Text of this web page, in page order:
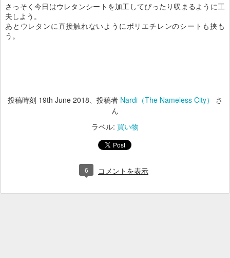
さっそく今日はウレタンシートを加工してぴったり収まるように工
夫しよう。
あとウレタンに直接触れないようにポリエチレンのシートも挟も
う。
投稿時刻 19th June 2018 、投稿者 Nardi（The Nameless City）
さ
ん
ラベル: 買い物
6 コメントを表示